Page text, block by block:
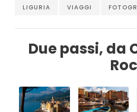
LIGURIA VIAGGI
Due passi, da